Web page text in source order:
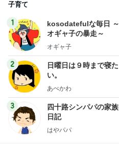
子育て
1
kosodatefulな毎日 ～
オギャ子の暴走～
オギャ子
2
日曜日は９時まで寝た
い。
あべかわ
3
四十路シンパパの家族
日記
はやパパ